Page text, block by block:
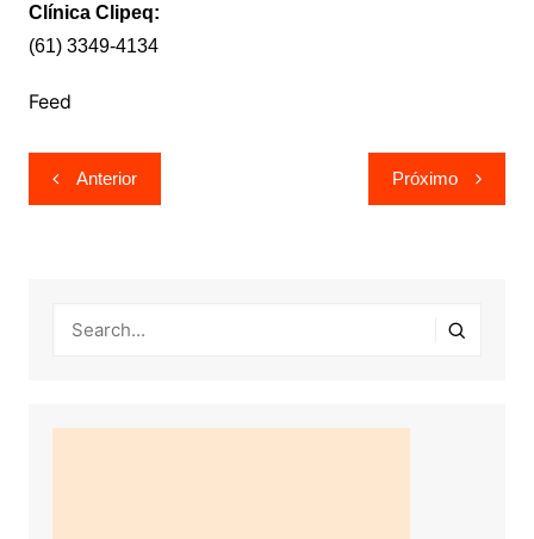
Clínica Clipeq:
(61) 3349-4134
Feed
Navegação
de
Anterior Próximo